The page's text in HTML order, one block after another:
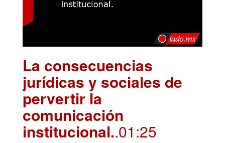
La consecuencias
jurídicas y sociales de
pervertir la
comunicación
institucional..01:25